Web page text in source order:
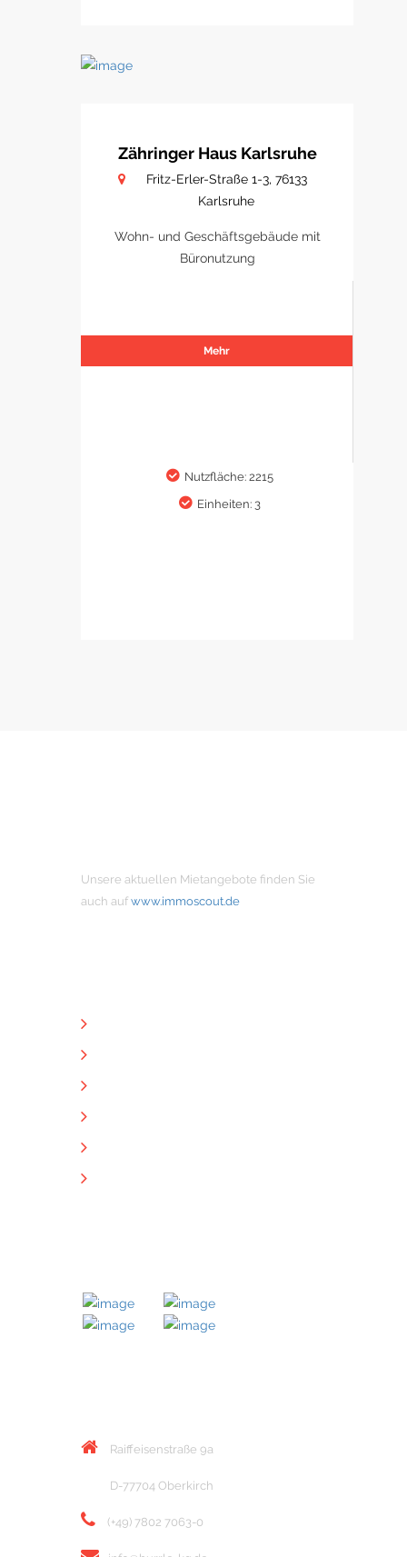
Zähringer Haus Karlsruhe
Fritz-Erler-Straße 1-3, 76133
Karlsruhe
Wohn- und Geschäftsgebäude mit
Büronutzung
Mehr
Nutzfläche: 2215
Einheiten: 3
Unsere aktuellen Mietangebote finden Sie
auch auf www.immoscout.de
Raiffeisenstraße 9a
D-77704 Oberkirch
(+49) 7802 7063-0